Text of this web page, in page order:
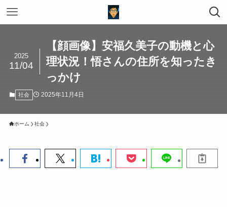
【顔画像】安福久美子の動機と心
理状況！悟さんの住所を知ったき
っかけ
2025
11/04
社会 2025年11月4日
ホーム 社会